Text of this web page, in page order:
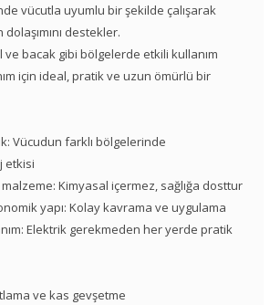
vücutla uyumlu bir şekilde çalışarak
destekler.
ve bacak gibi bölgelerde etkili kullanım
için ideal, pratik ve uzun ömürlü bir
Vücudun farklı bölgelerinde
etkisi
Kimyasal içermez, sağlığa dosttur
yapı: Kolay kavrama ve uygulama
Elektrik gerekmeden her yerde pratik
ve kas gevşetme